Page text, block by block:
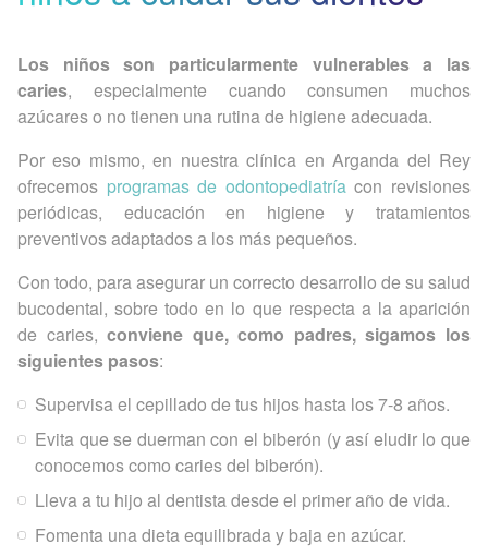
Los niños son particularmente vulnerables a las
caries, especialmente cuando consumen muchos
azúcares o no tienen una rutina de higiene adecuada.
Por eso mismo, en nuestra clínica en Arganda del Rey
ofrecemos programas de odontopediatríacon revisiones
periódicas, educación en higiene y tratamientos
preventivos adaptados a los más pequeños.
Con todo, para asegurar un correcto desarrollo de su salud
bucodental, sobre todo en lo que respecta a la aparición
de caries,conviene que, como padres, sigamos los
siguientes pasos:
Supervisa el cepillado de tus hijos hasta los 7-8 años.
Evita que se duerman con el biberón (y así eludir lo que
conocemos como caries del biberón).
Lleva a tu hijo al dentista desde el primer año de vida.
Fomenta una dieta equilibrada y baja en azúcar.